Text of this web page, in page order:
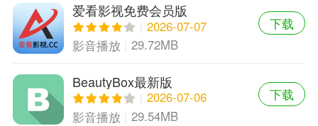
爱看影视免费会员版
2026-07-07
影音播放
29.72MB
下载
BeautyBox最新版
2026-07-06
影音播放
29.54MB
下载